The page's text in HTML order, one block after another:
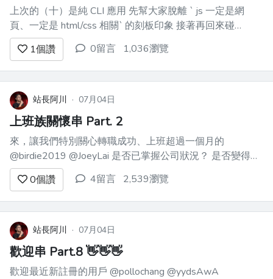
上次的（十）是純 CLI 應用 先幫大家脫離 ` js 一定是網
頁、一定是 html/css 相關` 的刻板印象 接著再回來碰
backend programming 開發，銜接回來 web 領域 這樣才順
暢，才不會一直搞混在一起 教材研發中，近期上線，敬請
期待～
1個讚 0留言 1,036瀏覽
站長阿川 · 07月04日
上班族關懷串 Part. 2
來，讓我們特別關心轉職成功、上班超過一個月的
@birdie2019 @JoeyLai 是否已掌握公司狀況？ 是否變得越
來越有自信？ 最近有學到新東西？ 隨時歡迎上來分享工作
筆記 or 上來發問卡關問題～
0個讚 4留言 2,539瀏覽
站長阿川 · 07月04日
歡迎串 Part.8 👋👋👋
歡迎最近新註冊的用戶 @pollochang @yydsAwA